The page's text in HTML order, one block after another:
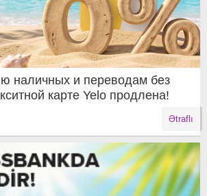
наличных и переводам без
карте Yelo продлена!
Ətraflı